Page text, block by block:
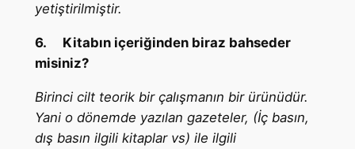
yetiştirilmiştir.
6. Kitabın içeriğinden biraz bahseder
misiniz?
Birinci cilt teorik bir çalışmanın bir ürünüdür.
Yani o dönemde yazılan gazeteler, (İç basın,
dış basın ilgili kitaplar vs) ile ilgili